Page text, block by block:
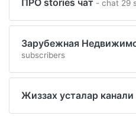
ПРО stories чат - chat 29
Зарубежная
subscribers
Жиззах усталар канали